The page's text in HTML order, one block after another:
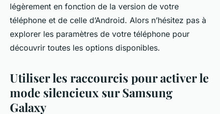
légèrement en fonction de la version de votre
téléphone et de celle d’Android. Alors n’hésitez pas à
explorer les paramètres de votre téléphone pour
découvrir toutes les options disponibles.
Utiliser les raccourcis pour activer le
mode silencieux sur Samsung
Galaxy